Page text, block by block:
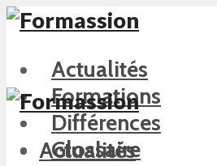
Actualités
Formations
Différences
Glossaire
Actualités